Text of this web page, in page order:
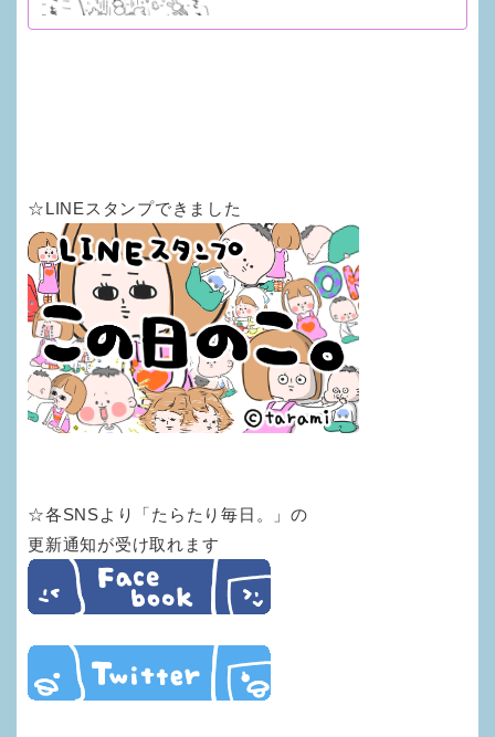
☆LINEスタンプできました
☆各SNSより「たらたり毎日。」の
更新通知が受け取れます